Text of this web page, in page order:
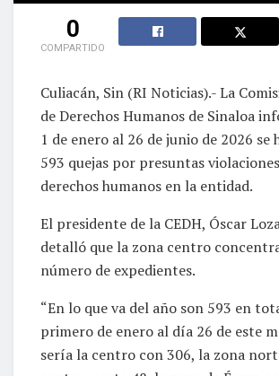
0
Culiacán, Sin (RI Noticias).- La
de Derechos Humanos de Sinaloa
1 de enero al 26 de junio de 2026 se
593 quejas por presuntas
derechos humanos en la entidad.
El presidente de la CEDH, Óscar
detalló que la zona centro
número de expedientes.
“En lo que va del año son 593 en
primero de enero al día 26 de este
sería la centro con 306, la zona